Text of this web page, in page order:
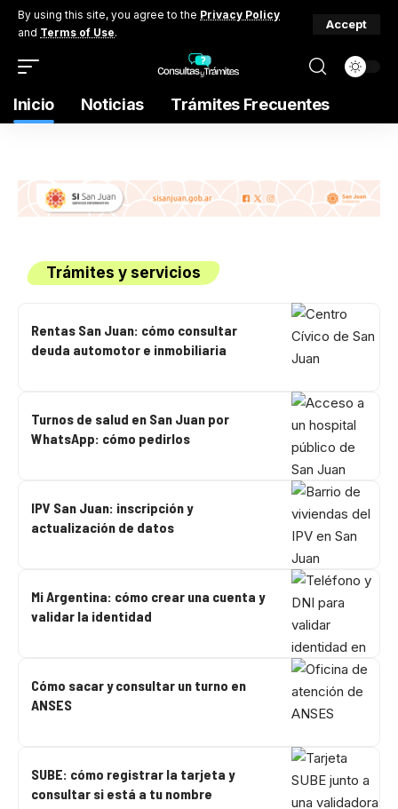
By using this site, you agree to the Privacy Policy
and Terms of Use.
Accept
Inicio Noticias Trámites Frecuentes
Trámites y servicios
Rentas San Juan: cómo consultar
deuda automotor e inmobiliaria
Turnos de salud en San Juan por
WhatsApp: cómo pedirlos
IPV San Juan: inscripción y
actualización de datos
Mi Argentina: cómo crear una cuenta y
validar la identidad
Cómo sacar y consultar un turno en
ANSES
SUBE: cómo registrar la tarjeta y
consultar si está a tu nombre